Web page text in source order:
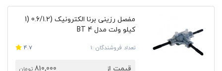
مفصل رزینی برنا الکترونیک (2.‎1) 0.6/1‎
کیلو ولت مدل BT 4
تعداد فروشندگان :1 4.7
قیمت از 810,000 تومان